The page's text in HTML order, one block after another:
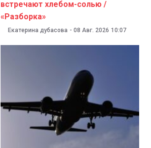
встречают хлебом-солью /
«Разборка»
Екатерина дубасова - 08 Авг. 2026 10:07